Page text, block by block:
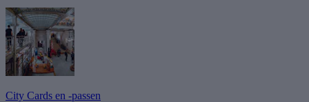
City Cards en -passen